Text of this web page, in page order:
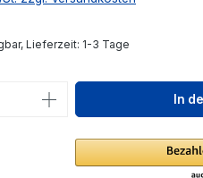
Lieferzeit: 1-3 Tage
Anzahl: Gib denIn